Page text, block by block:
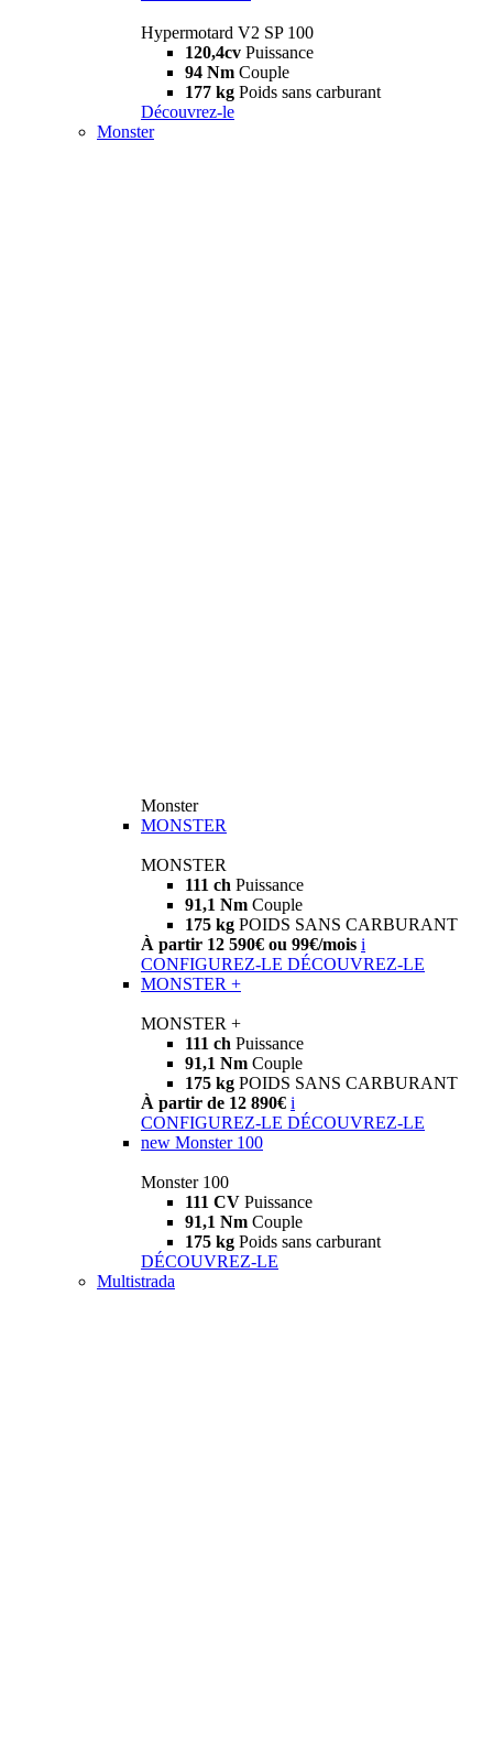
Hypermotard V2 SP 100
120,4cv Puissance
94 Nm Couple
177 kg Poids sans carburant
Découvrez-le
Monster
Monster
MONSTER
MONSTER
111 ch Puissance
91,1 Nm Couple
175 kg POIDS SANS CARBURANT
À partir 12 590€ ou 99€/mois i
CONFIGUREZ-LE DÉCOUVREZ-LE
MONSTER +
MONSTER +
111 ch Puissance
91,1 Nm Couple
175 kg POIDS SANS CARBURANT
À partir de 12 890€ i
CONFIGUREZ-LE DÉCOUVREZ-LE
new Monster 100
Monster 100
111 CV Puissance
91,1 Nm Couple
175 kg Poids sans carburant
DÉCOUVREZ-LE
Multistrada